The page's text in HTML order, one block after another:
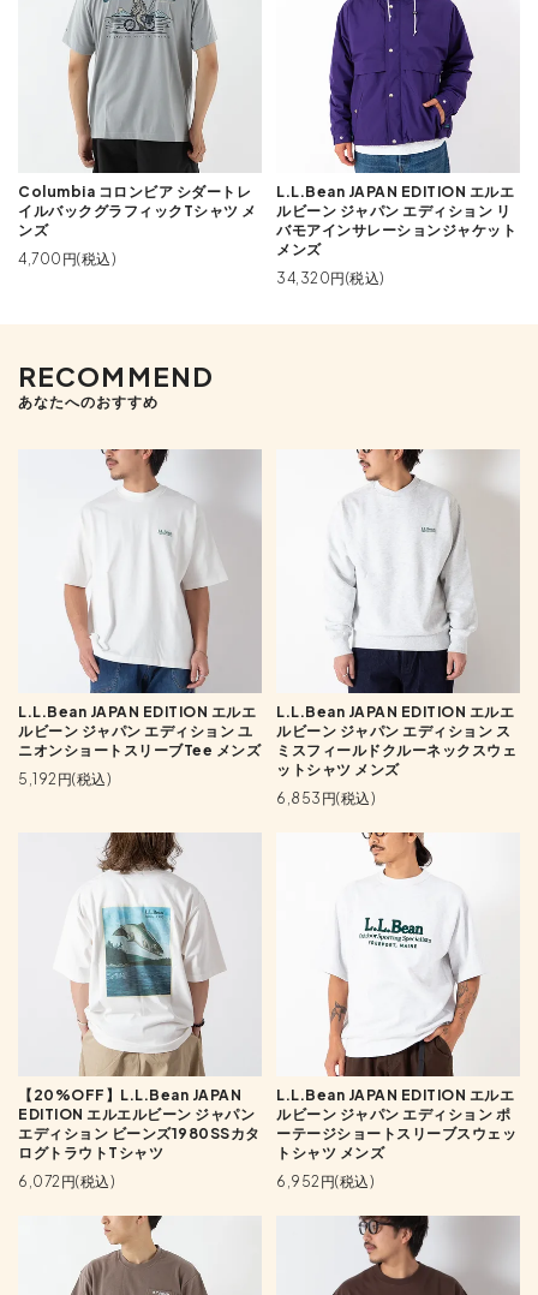
Columbia コロンビア シダートレ
イルバックグラフィックTシャツ メ
ンズ
4,700円(税込)
L.L.Bean JAPAN EDITION エルエ
ルビーン ジャパン エディション リ
バモアインサレーションジャケット
メンズ
34,320円(税込)
RECOMMEND
あなたへのおすすめ
L.L.Bean JAPAN EDITION エルエ
ルビーン ジャパン エディション ユ
ニオンショートスリーブTee メンズ
5,192円(税込)
L.L.Bean JAPAN EDITION エルエ
ルビーン ジャパン エディション ス
ミスフィールドクルーネックスウェ
ットシャツ メンズ
6,853円(税込)
【20%OFF】L.L.Bean JAPAN
EDITION エルエルビーン ジャパン
エディション ビーンズ1980SSカタ
ログトラウトTシャツ
6,072円(税込)
L.L.Bean JAPAN EDITION エルエ
ルビーン ジャパン エディション ポ
ーテージショートスリーブスウェッ
トシャツ メンズ
6,952円(税込)